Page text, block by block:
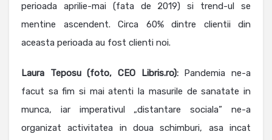
perioada aprilie-mai (fata de 2019) si trend-ul se
mentine ascendent. Circa 60% dintre clientii din
aceasta perioada au fost clienti noi.
Laura Teposu (foto, CEO Libris.ro):Pandemia ne-a
facut sa fim si mai atenti la masurile de sanatate in
munca, iar imperativul „distantare sociala” ne-a
organizat activitatea in doua schimburi, asa incat